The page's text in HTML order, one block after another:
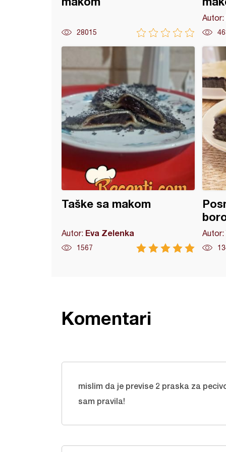
28015
Autor:
Taške sa makom
Autor: Eva Zelenka
1567
Autor:
Komentari
mislim da je previse 2 praska za
sam pravila!